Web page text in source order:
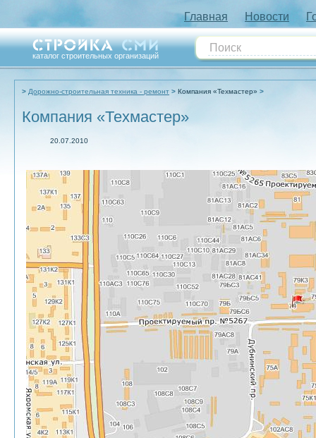
Главная Новости
каталог строительных организаций
Дорожно-строительная техника - ремонт Компания «Техмастер»
Компания «Техмастер»
20.07.2010